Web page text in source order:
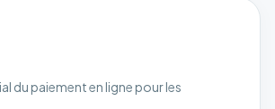
du paiement en ligne pour les